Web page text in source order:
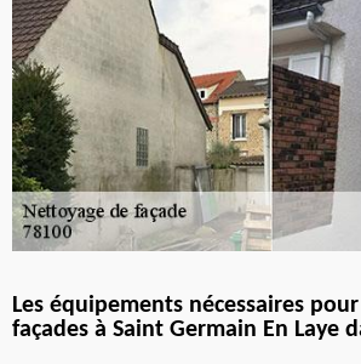
Les équipements nécessaires
façades à Saint Germain En Laye